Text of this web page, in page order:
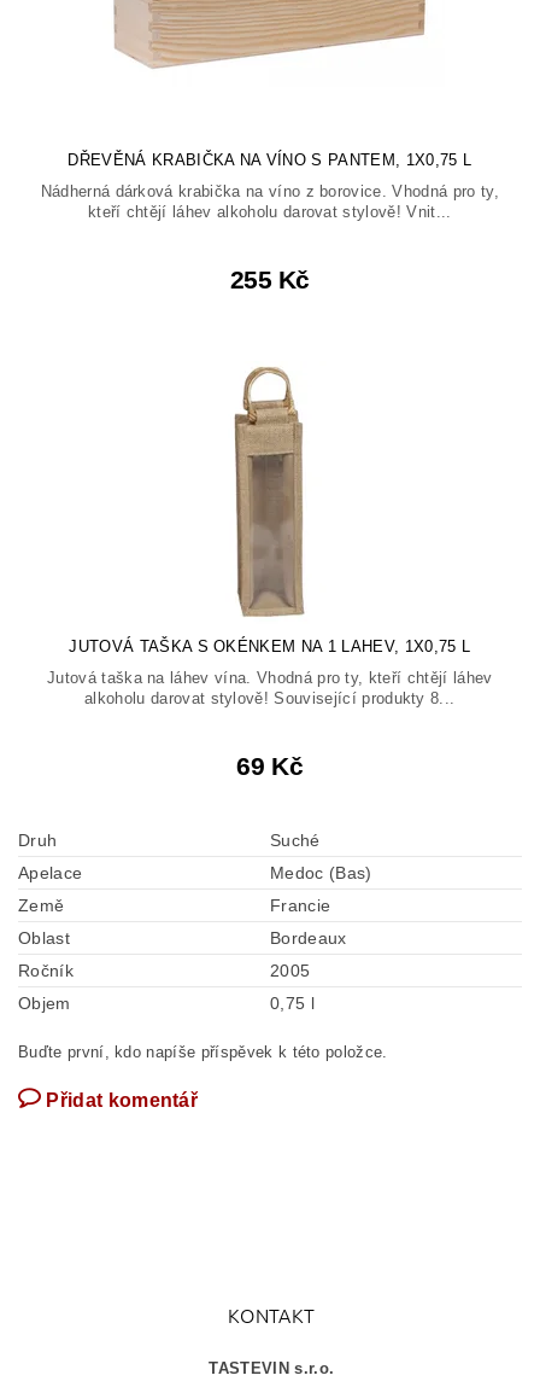
DŘEVĚNÁ KRABIČKA NA VÍNO S PANTEM, 1X0,75 L
Nádherná dárková krabička na víno z borovice. Vhodná pro ty,
kteří chtějí láhev alkoholu darovat stylově! Vnit...
255 Kč
JUTOVÁ TAŠKA S OKÉNKEM NA 1 LAHEV, 1X0,75 L
Jutová taška na láhev vína. Vhodná pro ty, kteří chtějí láhev
alkoholu darovat stylově! Související produkty 8...
69 Kč
Druh
Suché
Apelace
Medoc (Bas)
Země
Francie
Oblast
Bordeaux
Ročník
2005
Objem
0,75 l
Buďte první, kdo napíše příspěvek k této položce.
Přidat komentář
KONTAKT
TASTEVIN s.r.o.